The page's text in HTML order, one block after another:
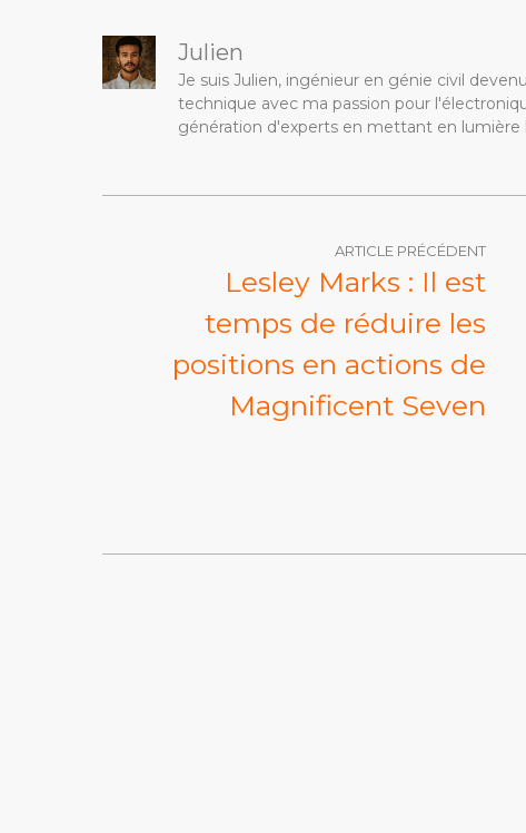
Julien
Je suis Julien, ingénieur en génie civil
technique avec ma passion pour
génération d'experts en mettant en lumière
ARTICLE PRÉCÉDENT
Lesley Marks : Il est
temps de réduire les
positions en actions de
Magnificent Seven